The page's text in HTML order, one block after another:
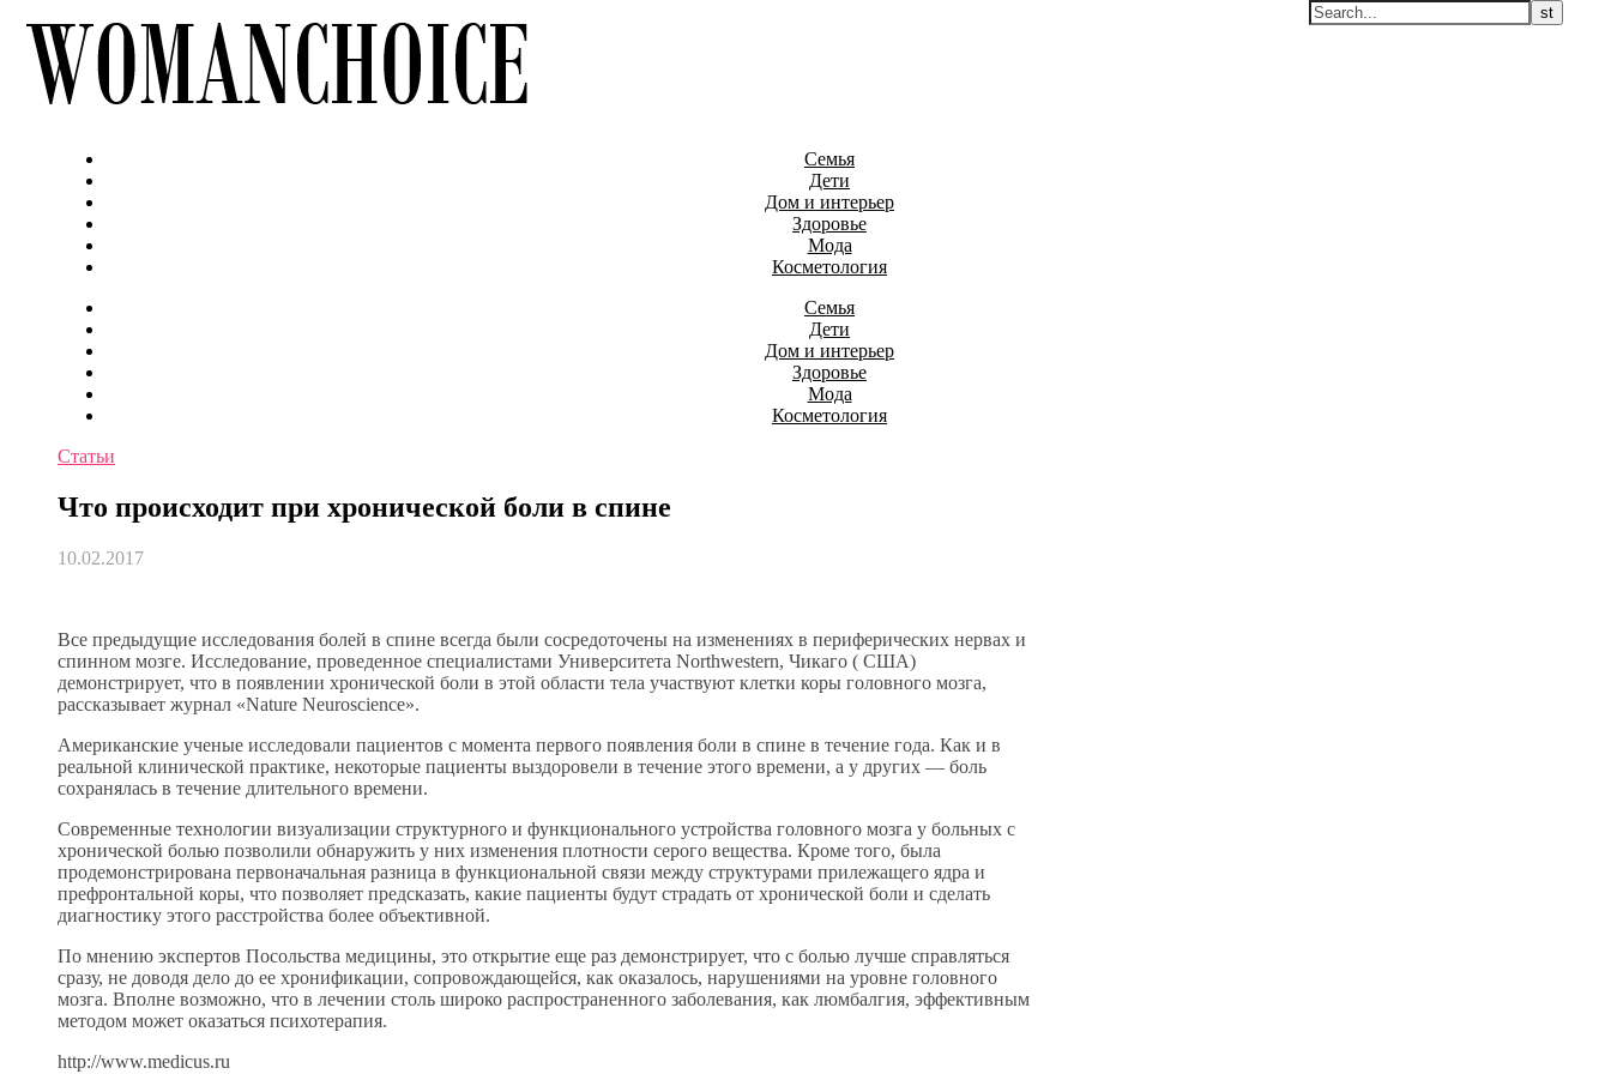
Семья
Дети
Дом и интерьер
Здоровье
Мода
Косметология
Семья
Дети
Дом и интерьер
Здоровье
Мода
Косметология
Статьи
Что происходит при хронической боли в спине
10.02.2017
Все предыдущие исследования болей в спине всегда были сосредоточены на изменениях в периферических нервах и
спинном мозге. Исследование, проведенное специалистами Университета Northwestern, Чикаго ( США)
демонстрирует, что в появлении хронической боли в этой области тела участвуют клетки коры головного мозга,
рассказывает журнал «Nature Neuroscience».
Американские ученые исследовали пациентов с момента первого появления боли в спине в течение года. Как и в
реальной клинической практике, некоторые пациенты выздоровели в течение этого времени, а у других — боль
сохранялась в течение длительного времени.
Современные технологии визуализации структурного и функционального устройства головного мозга у больных с
хронической болью позволили обнаружить у них изменения плотности серого вещества. Кроме того, была
продемонстрирована первоначальная разница в функциональной связи между структурами прилежащего ядра и
префронтальной коры, что позволяет предсказать, какие пациенты будут страдать от хронической боли и сделать
диагностику этого расстройства более объективной.
По мнению экспертов Посольства медицины, это открытие еще раз демонстрирует, что с болью лучше справляться
сразу, не доводя дело до ее хронификации, сопровождающейся, как оказалось, нарушениями на уровне головного
мозга. Вполне возможно, что в лечении столь широко распространенного заболевания, как люмбалгия, эффективным
методом может оказаться психотерапия.
http://www.medicus.ru